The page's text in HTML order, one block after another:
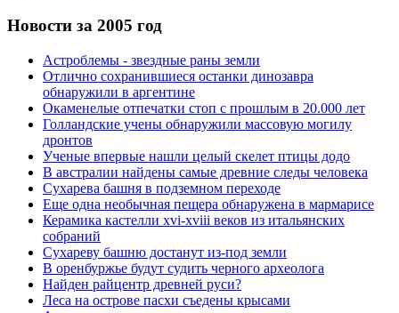
Новости за 2005 год
Астроблемы - звездные раны земли
Отлично сохранившиеся останки динозавра
обнаружили в аргентине
Окаменелые отпечатки стоп с прошлым в 20.000 лет
Голландские учены обнаружили массовую могилу
дронтов
Ученые впервые нашли целый скелет птицы додо
В австралии найдены самые древние следы человека
Сухарева башня в подземном переходе
Еще одна необычная пещера обнаружена в мармарисе
Керамика кастелли xvi-xviii веков из итальянских
собраний
Сухареву башню достанут из-под земли
В оренбуржье будут судить черного археолога
Найден райцентр древней руси?
Леса на острове пасхи съедены крысами